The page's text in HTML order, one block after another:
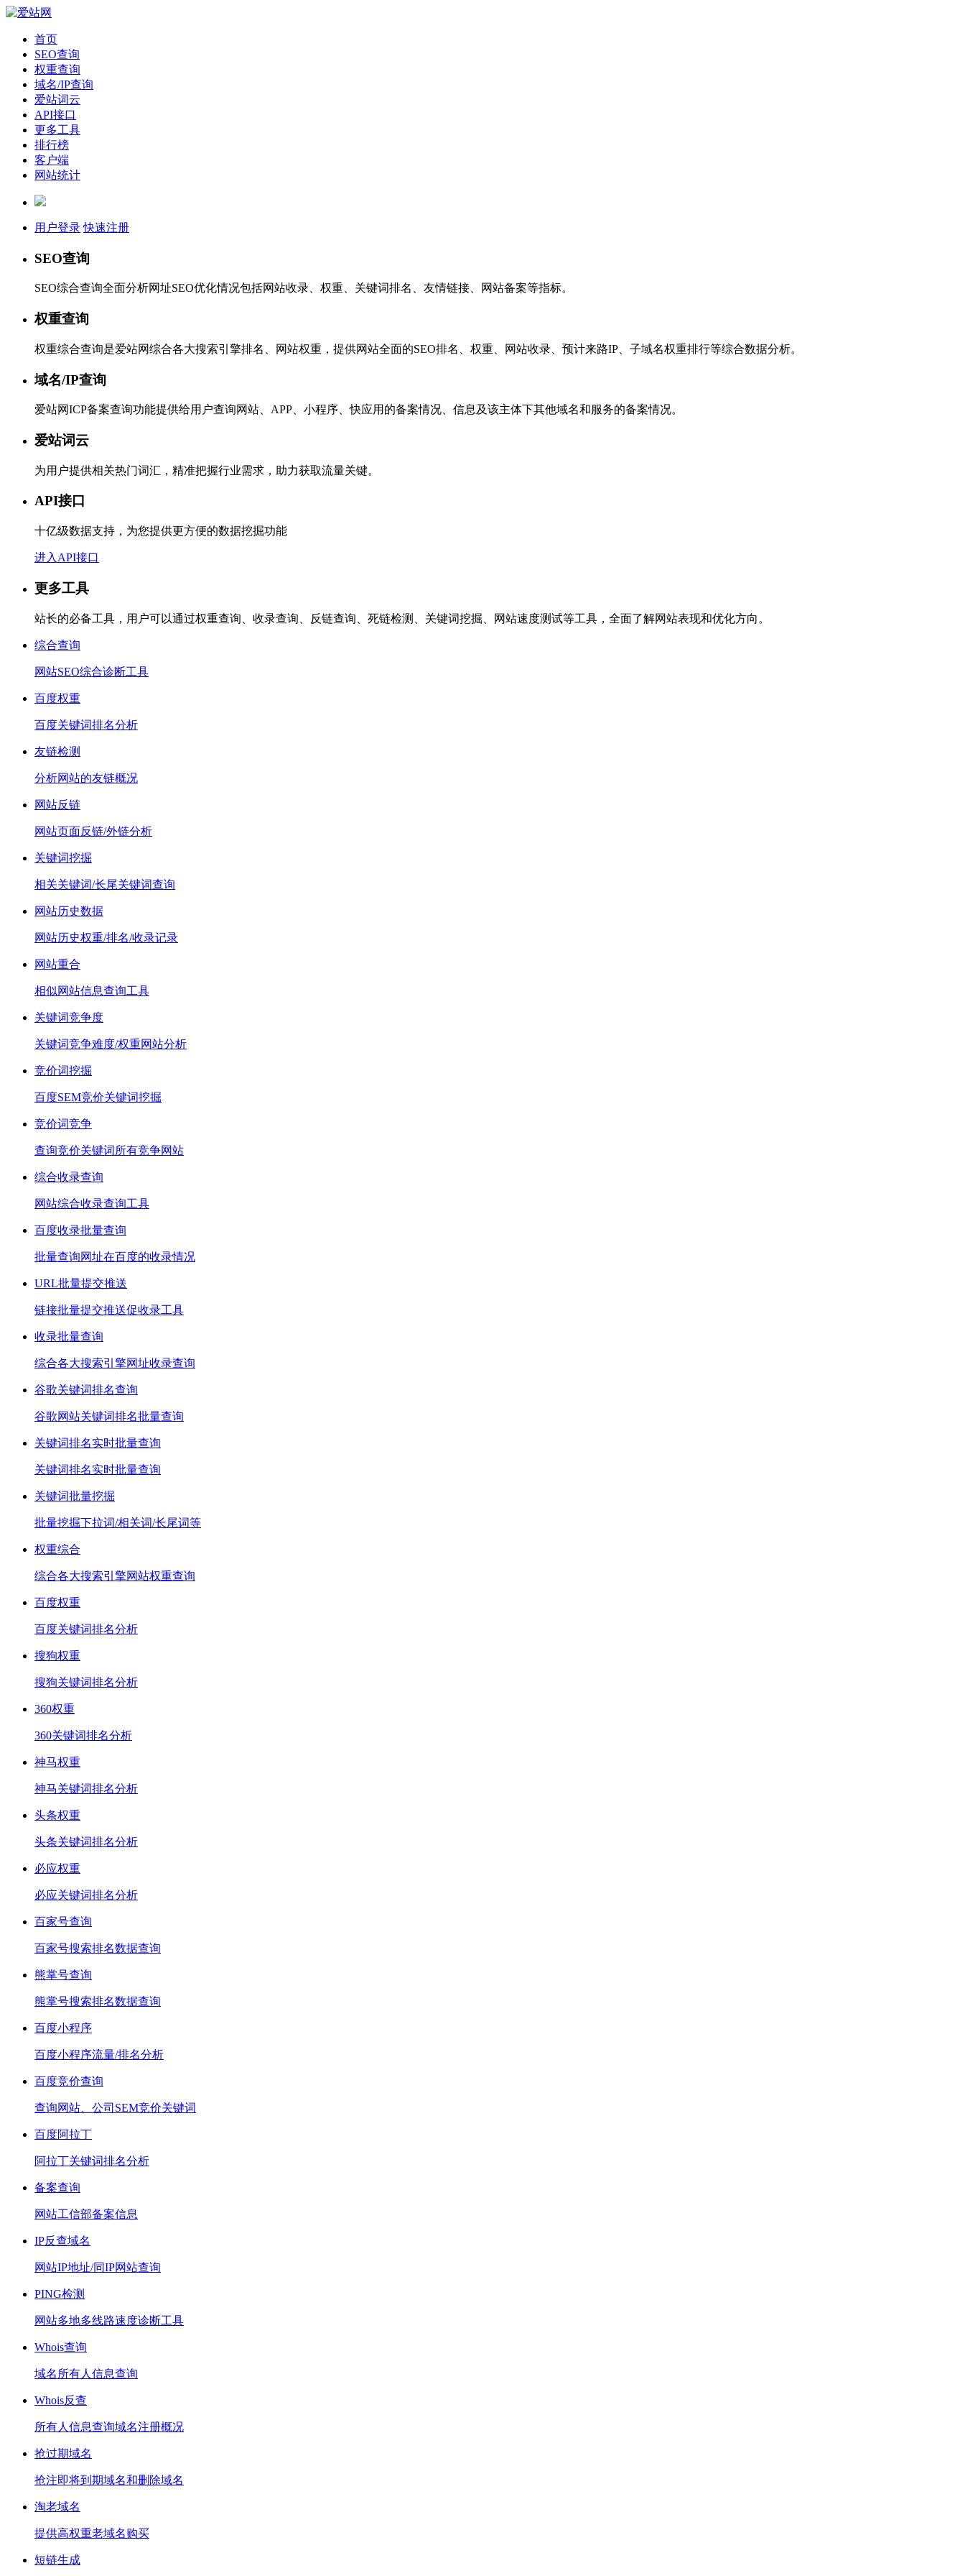
首页
SEO查询
权重查询
域名/IP查询
爱站词云
API接口
更多工具
排行榜
客户端
网站统计
用户登录 快速注册
SEO查询
SEO综合查询全面分析网址SEO优化情况包括网站收录、权重、关键词排名、友情链接、网站备案等指标。
权重查询
权重综合查询是爱站网综合各大搜索引擎排名、网站权重，提供网站全面的SEO排名、权重、网站收录、预计来路IP、子域名权重排行等综合数据分析。
域名/IP查询
爱站网ICP备案查询功能提供给用户查询网站、APP、小程序、快应用的备案情况、信息及该主体下其他域名和服务的备案情况。
爱站词云
为用户提供相关热门词汇，精准把握行业需求，助力获取流量关键。
API接口
十亿级数据支持，为您提供更方便的数据挖掘功能
进入API接口
更多工具
站长的必备工具，用户可以通过权重查询、收录查询、反链查询、死链检测、关键词挖掘、网站速度测试等工具，全面了解网站表现和优化方向。
综合查询
网站SEO综合诊断工具
百度权重
百度关键词排名分析
友链检测
分析网站的友链概况
网站反链
网站页面反链/外链分析
关键词挖掘
相关关键词/长尾关键词查询
网站历史数据
网站历史权重/排名/收录记录
网站重合
相似网站信息查询工具
关键词竞争度
关键词竞争难度/权重网站分析
竞价词挖掘
百度SEM竞价关键词挖掘
竞价词竞争
查询竞价关键词所有竞争网站
综合收录查询
网站综合收录查询工具
百度收录批量查询
批量查询网址在百度的收录情况
URL批量提交推送
链接批量提交推送促收录工具
收录批量查询
综合各大搜索引擎网址收录查询
谷歌关键词排名查询
谷歌网站关键词排名批量查询
关键词排名实时批量查询
关键词排名实时批量查询
关键词批量挖掘
批量挖掘下拉词/相关词/长尾词等
权重综合
综合各大搜索引擎网站权重查询
百度权重
百度关键词排名分析
搜狗权重
搜狗关键词排名分析
360权重
360关键词排名分析
神马权重
神马关键词排名分析
头条权重
头条关键词排名分析
必应权重
必应关键词排名分析
百家号查询
百家号搜索排名数据查询
熊掌号查询
熊掌号搜索排名数据查询
百度小程序
百度小程序流量/排名分析
百度竞价查询
查询网站、公司SEM竞价关键词
百度阿拉丁
阿拉丁关键词排名分析
备案查询
网站工信部备案信息
IP反查域名
网站IP地址/同IP网站查询
PING检测
网站多地多线路速度诊断工具
Whois查询
域名所有人信息查询
Whois反查
所有人信息查询域名注册概况
抢过期域名
抢注即将到期域名和删除域名
淘老域名
提供高权重老域名购买
短链生成